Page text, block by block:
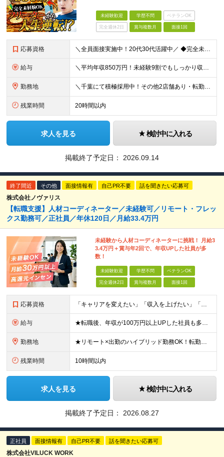
未経験歓迎 学歴不問 ベテランOK
完全週休2日 賞与複数月 面接1回
応募資格 ＼全員面接実施中！20代30代活躍中／ ◆完全未経験歓迎 ◆学歴不問 経歴や学歴は一切不問！「やってみたい！」という意欲をお持ちの方を歓迎しています！ ＜こんな方をお待ちしております！＞ ◎「とに
給与 ＼平均年収850万円！未経験9割でもしっかり収入UP！／ 【平均月収35万円＋高還元賞与あり】 月給27万円～35万円＋賞与年3回＋各種インセンティブ ※固定残業代（月42時間分・6万5000円
勤務地 ＼千葉にて積極採用中！その他2店舗あり・転勤なし◎／ 雇用元は当社となりますが、 株式会社アップテンポにて勤務いただきます！ ★各店舗、当社の社員が10名ほど活躍しています◎ ＜千葉支店＞ ←積
残業時間 20時間以内
求人を見る 検討中に入れる
掲載終了予定日： 2026.09.14
終了間近 その他 面接情報有 自己PR不要 話を聞きたい応募可
株式会社ノヴァリス
【転職支援】人材コーディネーター／未経験可／リモート・フレッ
クス勤務可／正社員／年休120日／月給33.4万円
未経験から人材コーディネーターに挑戦！ 月給3
3.4万円＋賞与年2回で、年収UPした社員が多
数！
未経験歓迎 学歴不問 ベテランOK
完全週休2日 賞与複数月 面接1回
応募資格 「キャリアを変えたい」「収入を上げたい」「将来に強いスキルを身につけたい」方歓迎！ ・未経験歓迎 ・学歴不問 ・第二新卒歓迎 ＼経験やスキルではなく、“これから”を重視します／ 「今のままでいい
給与 ★転職後、年収が100万円以上UPした社員も多数！ 月給33.4万円～45万円＋諸手当＋賞与年2回 ※インセンティブ充実 直近の最高インセンティブ：月50万円 全社員の平均インセンティブ：月10
勤務地 ★リモート×出勤のハイブリッド勤務OK！転勤なし！U・Ｉターン歓迎！ 東京、神奈川、埼玉、千葉、愛知、大阪、兵庫、京都、広島、福岡をはじめとする全国各地のプロジェクト先。 プライム上場、グロース上
残業時間 10時間以内
求人を見る 検討中に入れる
掲載終了予定日： 2026.08.27
正社員 面接情報有 自己PR不要 話を聞きたい応募可
株式会社VILUCK WORK